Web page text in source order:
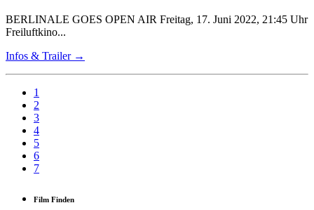
BERLINALE GOES OPEN AIR Freitag, 17. Juni 2022, 21:45 Uhr
Freiluftkino...
Infos & Trailer →
1
2
3
4
5
6
7
Film Finden